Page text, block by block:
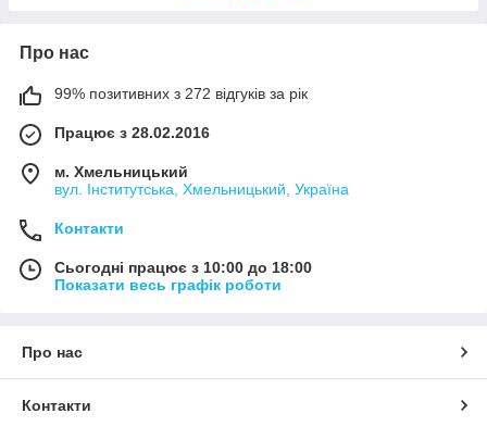
Про нас
99% позитивних з 272 відгуків за рік
Працює з 28.02.2016
м. Хмельницький
вул. Інститутська, Хмельницький, Україна
Контакти
Сьогодні працює з 10:00 до 18:00
Показати весь графік роботи
Про нас
Контакти